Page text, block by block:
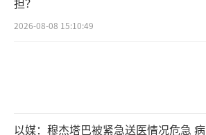
2026-08-08 15:10:49
以媒：穆杰塔巴被紧急送医情况危急 病